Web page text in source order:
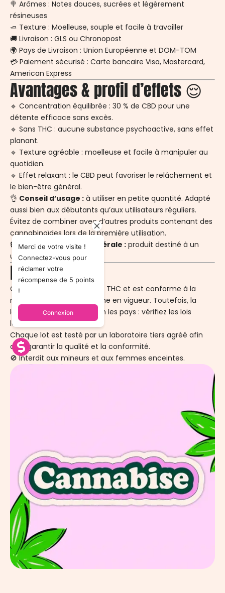
🍭 Arômes : Notes douces, sucrées et légèrement
résineuses
🧈 Texture : Moelleuse, souple et facile à travailler
🚚 Livraison : GLS ou Chronopost
🌍 Pays de Livraison : Union Européenne et DOM-TOM
💳 Paiement sécurisé : Carte bancaire Visa, Mastercard,
American Express
Avantages & profil d’effets 😌
🔹 Concentration équilibrée : 30 % de CBD pour une
détente efficace sans excès.
🔹 Sans THC : aucune substance psychoactive, sans effet
planant.
🔹 Texture agréable : moelleuse et facile à manipuler au
quotidien.
🔹 Effet relaxant : le CBD peut favoriser le relâchement et
le bien-être général.
👌 Conseil d’usage : à utiliser en petite quantité. Adapté
aussi bien aux débutants qu’aux utilisateurs réguliers.
Évitez de combiner avec d’autres produits contenant des
cannabinoïdes lors de la première utilisation.
🔒
Recommandation générale : produit destiné à un
usage adulte responsable.
Légalité 📜
Ce produit contient 0 % de THC et est conforme à la
réglementation européenne en vigueur. Toutefois, la
législation peut varier selon les pays : vérifiez les lois
locales avant achat.
Chaque lot est testé par un laboratoire tiers agréé afin
d’en garantir la qualité et la conformité.
🚫 Interdit aux mineurs et aux femmes enceintes.
Merci de votre visite !
Connectez-vous pour
réclamer votre
récompense de 5 points
!
Connexion